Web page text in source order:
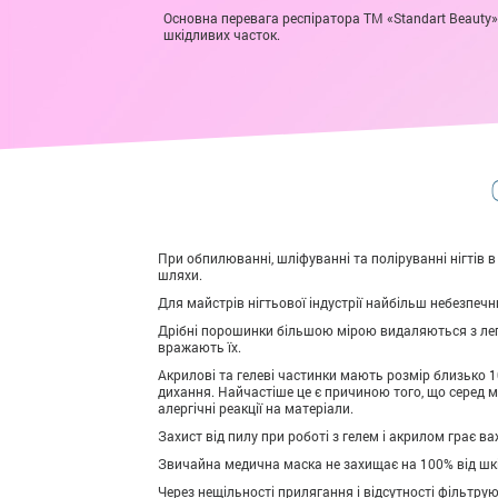
Основна перевага респіратора ТМ «Standart Beauty»
шкідливих часток.
При обпилюванні, шліфуванні та поліруванні
шляхи.
Для майстрів нігтьової індустрії найбільш
Дрібні порошинки більшою мірою видаляються з
вражають їх.
Акрилові та гелеві частинки мають розмір близько
дихання. Найчастіше це є причиною того, що серед
алергічні реакції на матеріали.
Захист від пилу при роботі з гелем і акрилом грає
Звичайна медична маска не захищає на 100% від
Через нещільності прилягання і відсутності